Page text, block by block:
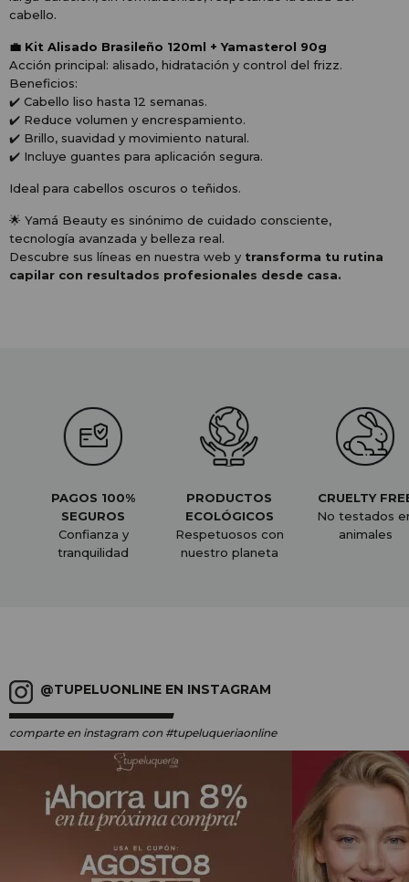
cabello.
💼 Kit Alisado Brasileño 120ml + Yamasterol 90g
Acción principal: alisado, hidratación y control del frizz.
Beneficios:
✔️ Cabello liso hasta 12 semanas.
✔️ Reduce volumen y encrespamiento.
✔️ Brillo, suavidad y movimiento natural.
✔️ Incluye guantes para aplicación segura.
Ideal para cabellos oscuros o teñidos.
🌟 Yamá Beauty es sinónimo de cuidado consciente,
tecnología avanzada y belleza real.
Descubre sus líneas en nuestra web y transforma tu rutina
capilar con resultados profesionales desde casa.
PAGOS 100%
SEGUROS
Confianza y
tranquilidad
PRODUCTOS
ECOLÓGICOS
Respetuosos con
nuestro planeta
CRUELTY
No testados
animales
@TUPELUONLINE EN INSTAGRAM
comparte en instagram con #tupeluqueriaonline